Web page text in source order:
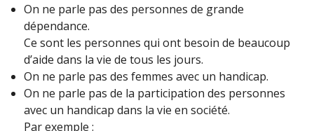
On ne parle pas des personnes de grande
dépendance.
Ce sont les personnes qui ont besoin de beaucoup
d’aide dans la vie de tous les jours.
On ne parle pas des femmes avec un handicap.
On ne parle pas de la participation des personnes
avec un handicap dans la vie en société.
Par exemple :